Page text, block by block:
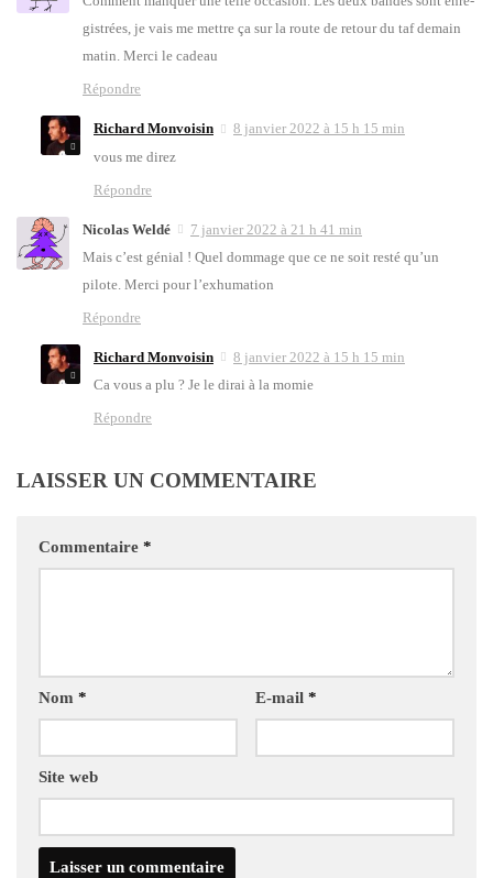
gis­trées, je vais me mettre ça sur la route de retour du taf demain
matin. Mer­ci le cadeau
Répondre
Richard Monvoisin
8 janvier 2022 à 15 h 15 min
vous me direz
Répondre
Nicolas Weldé
7 janvier 2022 à 21 h 41 min
Mais c’est génial ! Quel dom­mage que ce ne soit res­té qu’un
pilote. Mer­ci pour l’ex­hu­ma­tion
Répondre
Richard Monvoisin
8 janvier 2022 à 15 h 15 min
Ca vous a plu ? Je le dirai à la momie
Répondre
LAISSER UN COMMENTAIRE
Commentaire *
Nom * E-mail *
Site web